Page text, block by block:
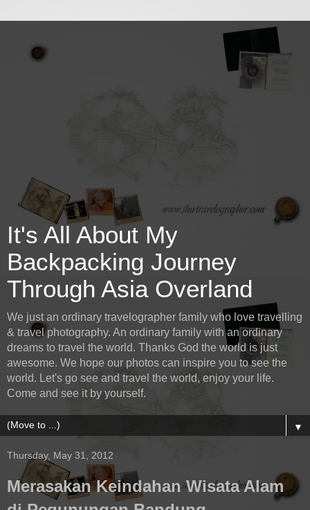
It's All About My
Backpacking Journey
Through Asia Overland
We just an ordinary travelographer family who love travelling
& travel photography. An ordinary family with an ordinary
dreams to travel the world. Thanks God the world is just
awesome. We hope our photos can inspire you to see the
world. Let's go see and travel the world, enjoy your life.
Come and see it by yourself.
▼
Thursday, May 31, 2012
Merasakan Keindahan Wisata Alam